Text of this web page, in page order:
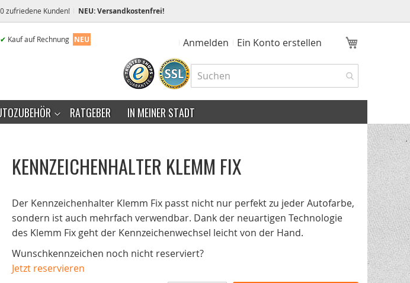
zufriedene Kunden! NEU: Versandkostenfrei!
✔ Kauf auf Rechnung NEU Anmelden Ein Konto erstellen
RATGEBER IN MEINER STADT
KENNZEICHENHALTER KLEMM FIX
Der Kennzeichenhalter Klemm Fix passt nicht nur perfekt zu jeder Autofarbe,
sondern ist auch mehrfach verwendbar. Dank der neuartigen Technologie
des Klemm Fix geht der Kennzeichenwechsel leicht von der Hand.
Wunschkennzeichen noch nicht reserviert?
Jetzt reservieren